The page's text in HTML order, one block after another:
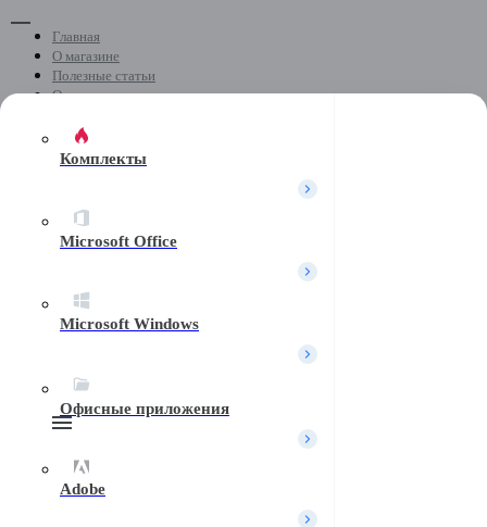
Главная
О магазине
Полезные статьи
Отзывы
Контакты
Telegram
Комплекты
Microsoft Office
Microsoft Windows
Офисные приложения
Adobe
Вход / Регистрация